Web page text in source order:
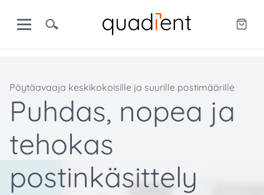
Pöytäavaaja keskikokoisille ja suurille postimäärille
Puhdas, nopea ja
tehokas
postinkäsittely